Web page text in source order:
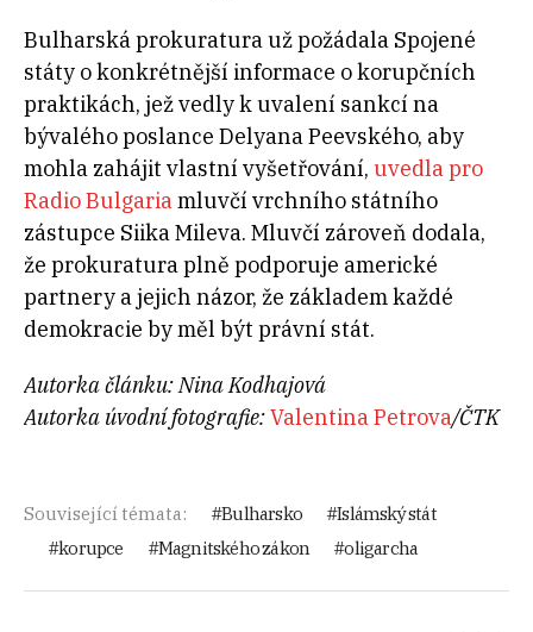
Bulharská prokuratura už požádala Spojené
státy o konkrétnější informace o korupčních
praktikách, jež vedly k uvalení sankcí na
bývalého poslance Delyana Peevského, aby
mohla zahájit vlastní vyšetřování, uvedla pro
Radio Bulgariamluvčí vrchního státního
zástupce Siika Mileva. Mluvčí zároveň dodala,
že prokuratura plně podporuje americké
partnery a jejich názor, že základem každé
demokracie by měl být právní stát.
Autorka článku: Nina Kodhajová
Autorka úvodní fotografie:Valentina Petrova/ČTK
Související témata: Bulharsko
Islámský stát
korupce
Magnitského zákon oligarcha